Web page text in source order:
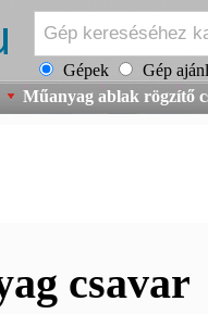
Gépek
Gép
Műanyag ablak rögzítő
csavar